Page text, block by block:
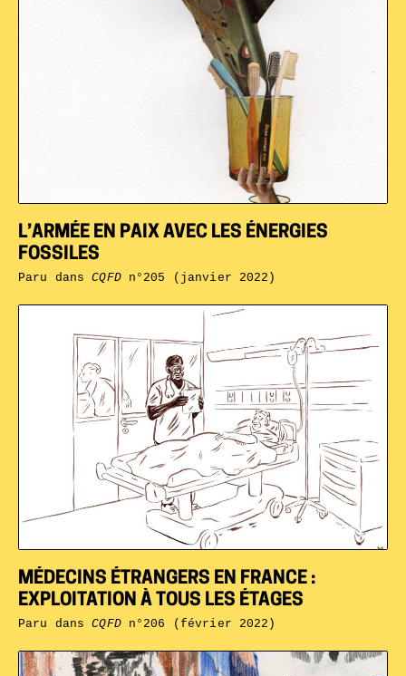
MÉDECINS ÉTRANGERS EN FRANCE :
EXPLOITATION À TOUS LES ÉTAGES
Paru dansCQFDn°206 (février 2022)
L’ARMÉE EN PAIX AVEC LES ÉNERGIES
FOSSILES
Paru dansCQFDn°205 (janvier 2022)